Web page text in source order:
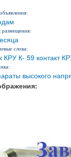
размещения:
слова:
КРУ К- 59 контакт
высокого